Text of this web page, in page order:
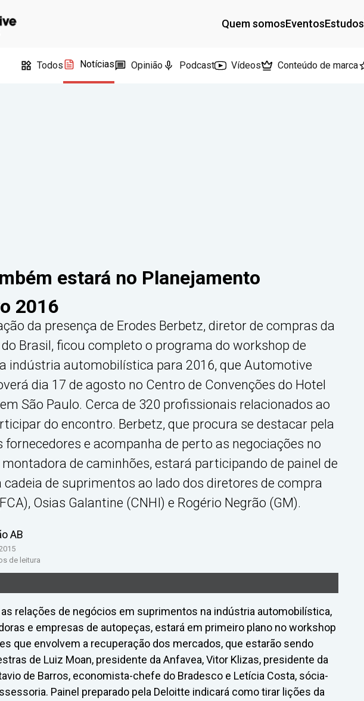
Quem somosEventosEstudos
Todos Notícias Opinião Podcast Vídeos Conteúdo de marca
estará no Planejamento
2016
da presença de Erodes Berbetz, diretor de compras da
Brasil, ficou completo o programa do workshop de
indústria automobilística para 2016, que Automotive
dia 17 de agosto no Centro de Convenções do Hotel
São Paulo. Cerca de 320 profissionais relacionados ao
do encontro. Berbetz, que procura se destacar pela
fornecedores e acompanha de perto as negociações no
de caminhões, estará participando de painel de
cadeia de suprimentos ao lado dos diretores de compra
Osias Galantine (CNHI) e Rogério Negrão (GM).
AB
de leitura
relações de negócios em suprimentos na indústria automobilística,
e empresas de autopeças, estará em primeiro plano no workshop
que envolvem a recuperação dos mercados, que estarão sendo
de Luiz Moan, presidente da Anfavea, Vitor Klizas, presidente da
de Barros, economista-chefe do Bradesco e Letícia Costa, sócia-
Painel preparado pela Deloitte indicará como tirar lições da